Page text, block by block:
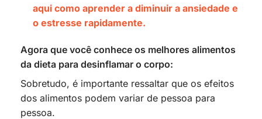
aqui como aprender a diminuir a ansiedade e
o estresse rapidamente.
Agora que você conhece os melhores alimentos
da dieta para desinflamar o corpo:
Sobretudo, é importante ressaltar que os efeitos
dos alimentos podem variar de pessoa para
pessoa.